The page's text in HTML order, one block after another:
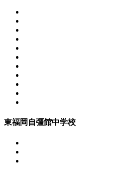
東福岡自彊館中学校